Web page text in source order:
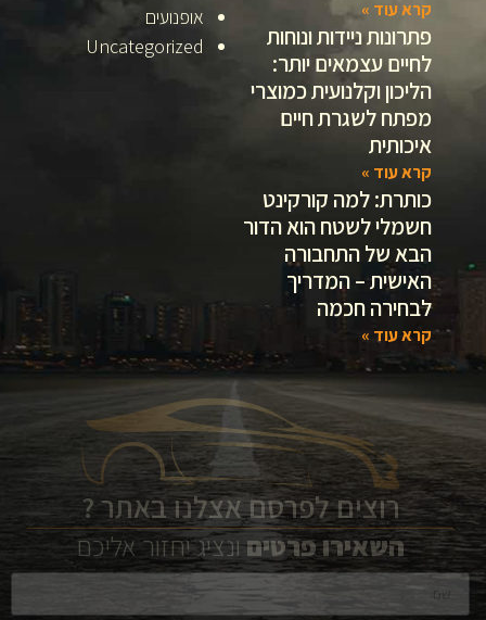
קרא עוד »
פתרונות ניידות ונוחות
לחיים עצמאים יותר:
הליכון וקלנועית כמוצרי
מפתח לשגרת חיים
איכותית
קרא עוד »
כותרת: למה קורקינט
חשמלי לשטח הוא הדור
הבא של התחבורה
האישית – המדריך
לבחירה חכמה
קרא עוד »
אופנועים
Uncategorized
רוצים לפרסם אצלנו באתר ?
השאירופרטיםונציג יחזור אליכם